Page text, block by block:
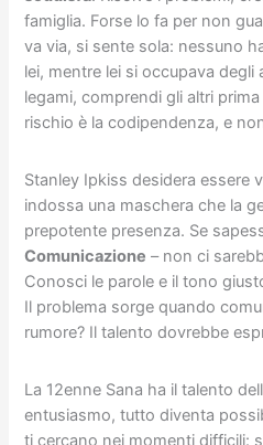
famiglia. Forse lo fa per non
va via, si sente sola: nessuno
lei, mentre lei si occupava degli
legami, comprendi gli altri
rischio è la codipendenza, e
Stanley Ipkiss desidera essere
indossa una maschera che la
prepotente presenza. Se
Comunicazione – non ci
Conosci le parole e il tono
Il problema sorge quando
rumore? Il talento dovrebbe
La 12enne Sana ha il talento
entusiasmo, tutto diventa
ti cercano nei momenti difficili: